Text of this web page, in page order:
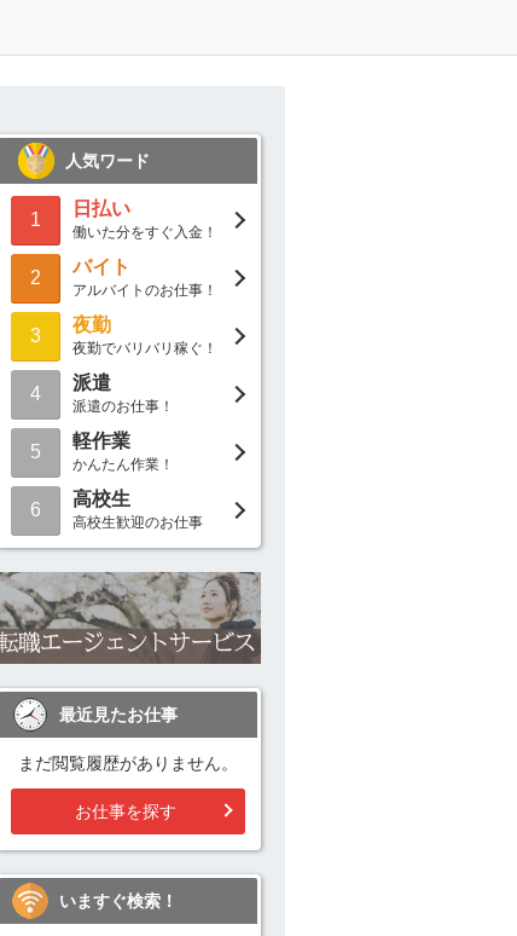
人気ワード
1
日払い
働いた分をすぐ入金！
2
バイト
アルバイトのお仕事！
3
夜勤
夜勤でバリバリ稼ぐ！
4
派遣
派遣のお仕事！
5
軽作業
かんたん作業！
6
高校生
高校生歓迎のお仕事
最近見たお仕事
まだ閲覧履歴がありません。
お仕事を探す
いますぐ検索！